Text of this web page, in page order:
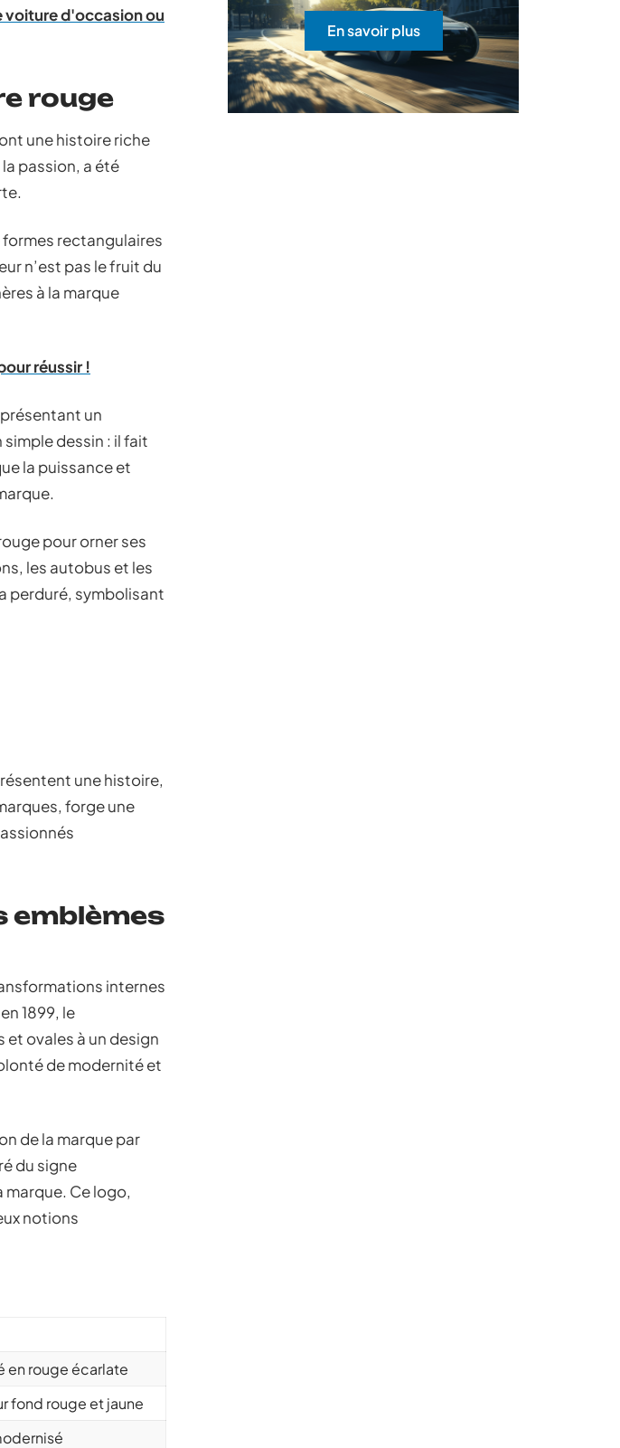
voiture d'occasion ou
rouge
une histoire riche
passion, a été
formes rectangulaires
n’est pas le fruit du
à la marque
réussir !
un
dessin : il fait
la puissance et
pour orner ses
les autobus et les
perduré, symbolisant
une histoire,
forge une
emblèmes
internes
1899, le
ovales à un design
de modernité et
de la marque par
du signe
Ce logo,
notions
en rouge écarlate
fond rouge et jaune
En savoir plus